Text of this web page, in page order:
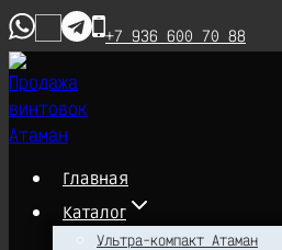
Перейти
к
содержимому
+7 936 600 70 88
Главная
Каталог
Ультра-компакт Атаман